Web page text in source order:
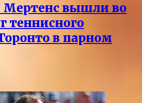
вышли во
теннисного
в парном